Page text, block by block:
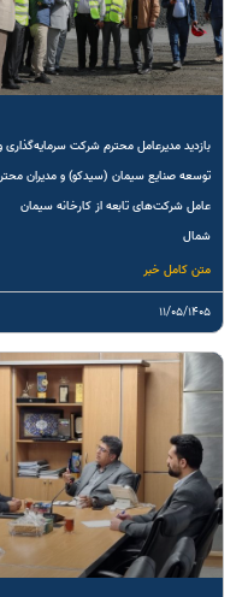
بازدید مدیرعامل محترم شرکت سرمایه‌گذاری و
توسعه صنایع سیمان (سیدکو) و مدیران محترم
عامل شرکت‌های تابعه از کارخانه سیمان
شمال
متن کامل خبر
۱۱/۰۵/۱۴۰۵